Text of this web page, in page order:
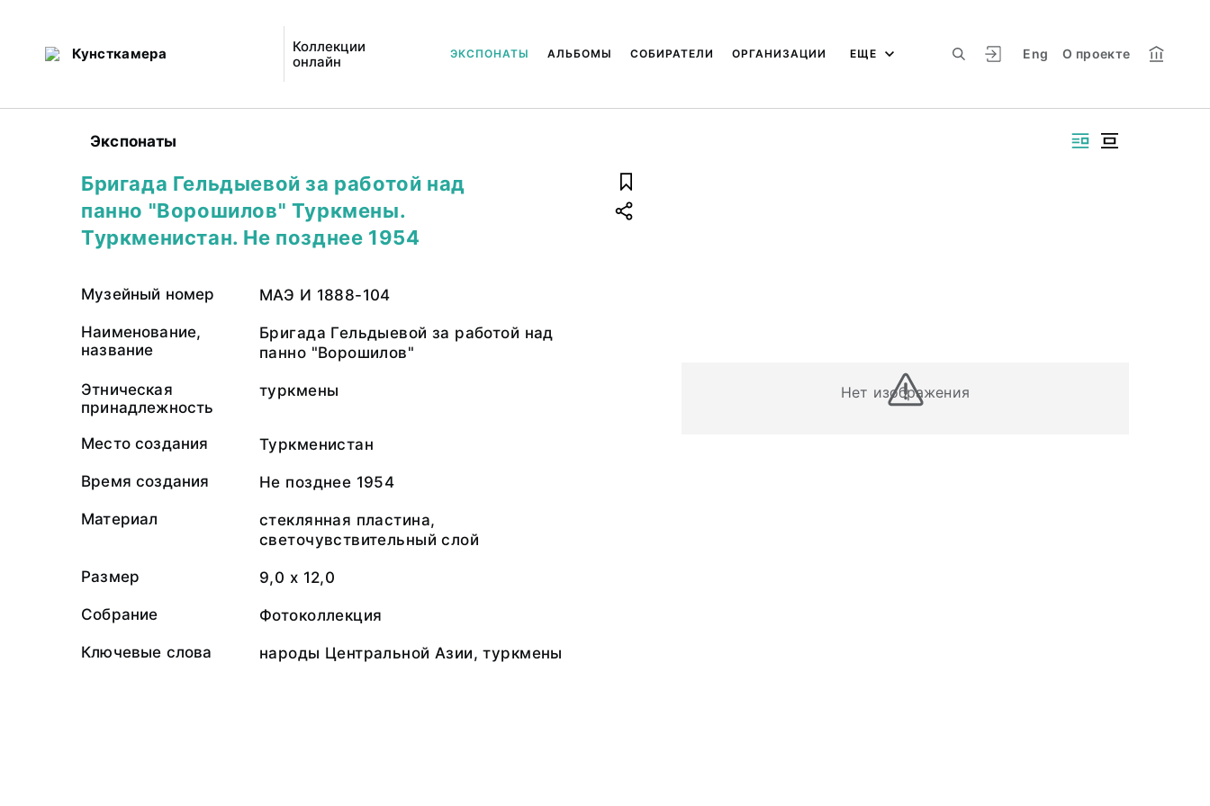
Кунсткамера
Коллекции
онлайн
Eng О проекте
ЭКСПОНАТЫ АЛЬБОМЫ СОБИРАТЕЛИ ОРГАНИЗАЦИИ ЕЩЕ
Экспонаты
Нет изображения
Бригада Гельдыевой за работой над
панно "Ворошилов" Туркмены.
Туркменистан. Не позднее 1954
Музейный номер МАЭ И 1888-104
Наименование,
название
Бригада Гельдыевой за работой над
панно "Ворошилов"
Этническая
принадлежность
туркмены
Место создания Туркменистан
Время создания Не позднее 1954
Материал
стеклянная пластина,
светочувствительный слой
Размер 9,0 х 12,0
Собрание Фотоколлекция
Ключевые слова народы Центральной Азии, туркмены